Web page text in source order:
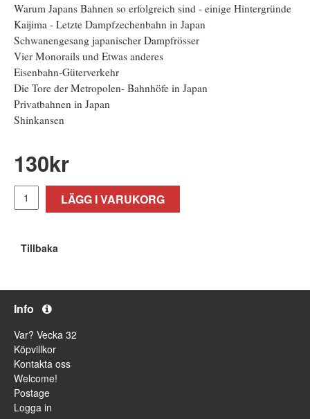
Warum Japans Bahnen so erfolgreich sind - einige Hintergründe
Kaijima - Letzte Dampfzechenbahn in Japan
Schwanengesang japanischer Dampfrösser
Vier Monorails und Etwas anderes
Eisenbahn-Güterverkehr
Die Tore der Metropolen- Bahnhöfe in Japan
Privatbahnen in Japan
Shinkansen
130kr
LÄGG I VARUKORG
Tillbaka
Info
Var? Vecka 32
Köpvillkor
Kontakta oss
Welcome!
Postage
Logga in